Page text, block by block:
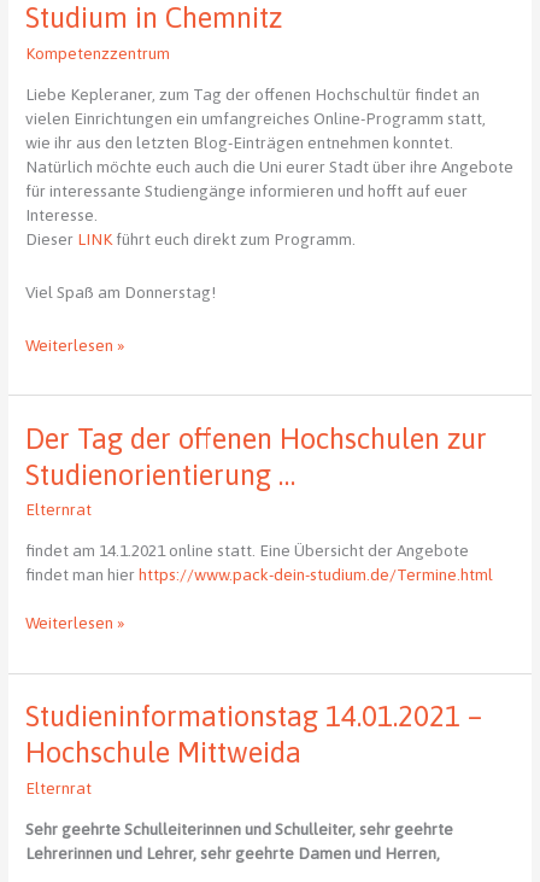
Studium in Chemnitz
Kompetenzzentrum
Liebe Kepleraner, zum Tag der offenen Hochschultür findet an
vielen Einrichtungen ein umfangreiches Online-Programm statt,
wie ihr aus den letzten Blog-Einträgen entnehmen konntet.
Natürlich möchte euch auch die Uni eurer Stadt über ihre Angebote
für interessante Studiengänge informieren und hofft auf euer
Interesse.
Dieser LINK führt euch direkt zum Programm.
Viel Spaß am Donnerstag!
Studium
Chemnitz
Weiterlesen »
Der Tag der offenen Hochschulen zur
Studienorientierung …
Elternrat
findet am 14.1.2021 online statt. Eine Übersicht der Angebote
findet man hierhttps://www.pack-dein-studium.de/Termine.html
Der
der
Hochschulen
zur
Studienorientierung
…
Weiterlesen »
Studieninformationstag 14.01.2021 –
Hochschule Mittweida
Elternrat
Sehr geehrte Schulleiterinnen und Schulleiter, sehr geehrte
Lehrerinnen und Lehrer, sehr geehrte Damen und Herren,